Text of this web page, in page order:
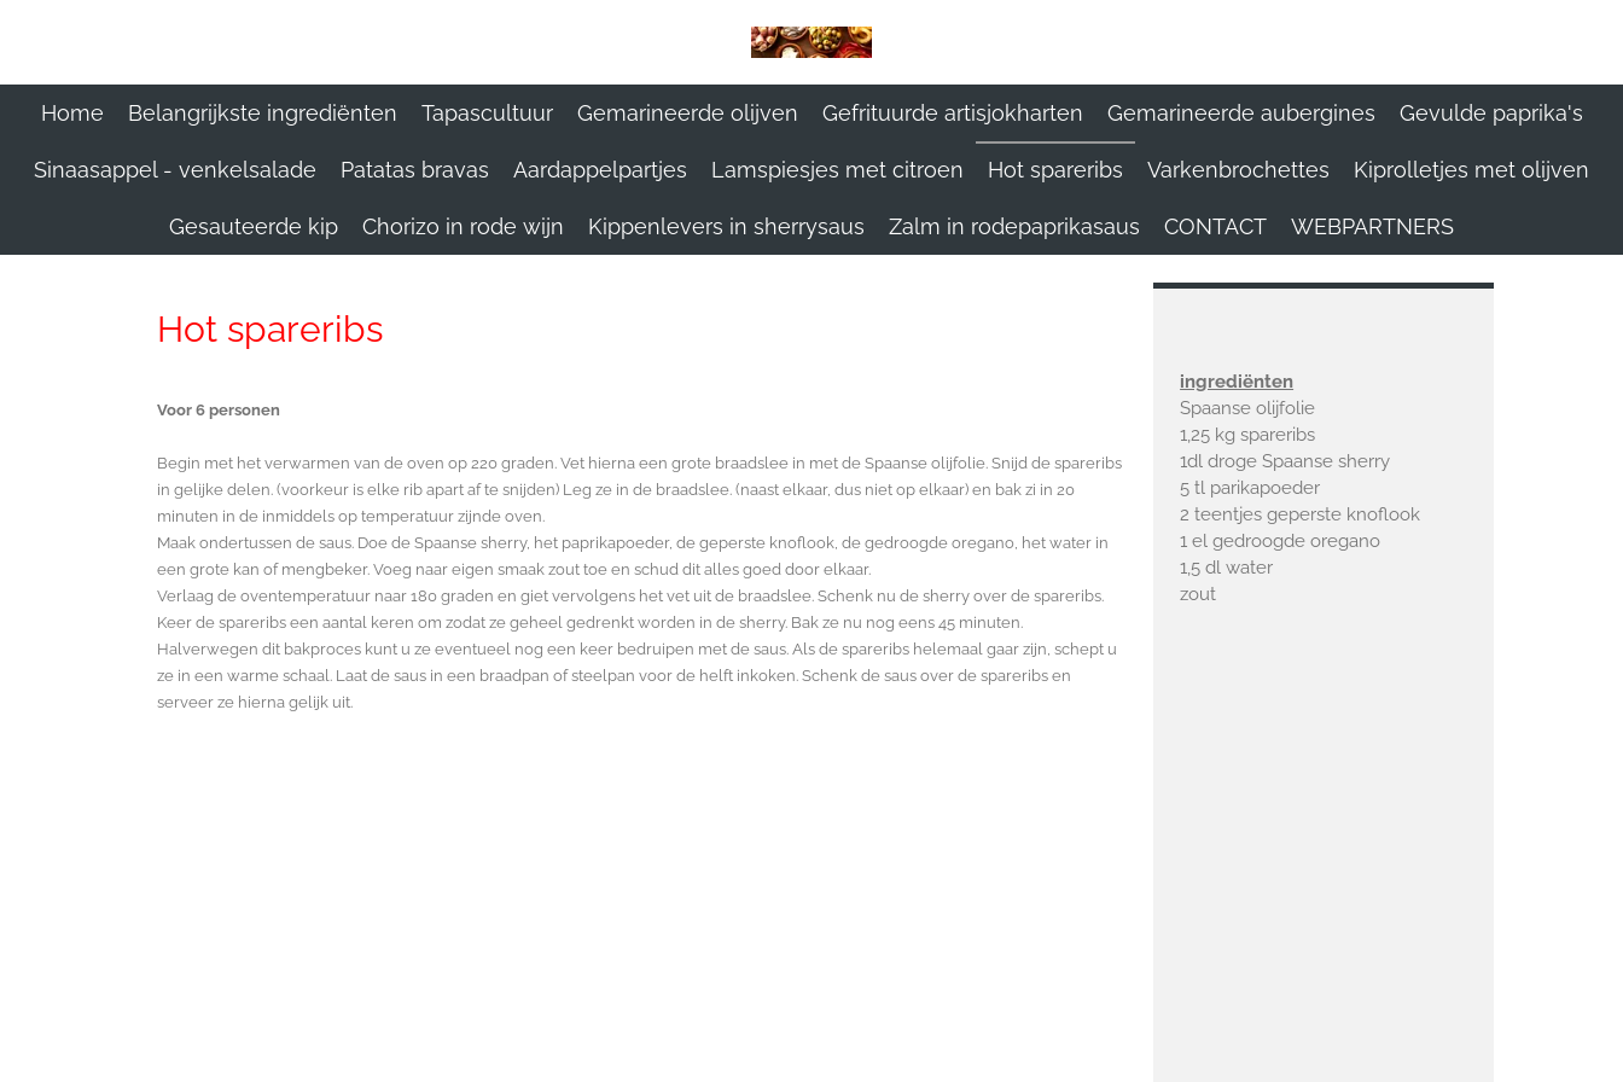
Home Belangrijkste ingrediënten Tapascultuur Gemarineerde olijven Gefrituurde artisjokharten Gemarineerde aubergines Gevulde paprika's
Sinaasappel - venkelsalade Patatas bravas Aardappelpartjes Lamspiesjes met citroen Hot spareribs Varkenbrochettes Kiprolletjes met olijven
Gesauteerde kip Chorizo in rode wijn Kippenlevers in sherrysaus Zalm in rodepaprikasaus CONTACT WEBPARTNERS
Hot spareribs
Voor 6 personen
Begin met het verwarmen van de oven op 220 graden. Vet hierna een grote braadslee in met de Spaanse olijfolie. Snijd de spareribs
in gelijke delen. (voorkeur is elke rib apart af te snijden) Leg ze in de braadslee. (naast elkaar, dus niet op elkaar) en bak zi in 20
minuten in de inmiddels op temperatuur zijnde oven.
Maak ondertussen de saus. Doe de Spaanse sherry, het paprikapoeder, de geperste knoflook, de gedroogde oregano, het water in
een grote kan of mengbeker. Voeg naar eigen smaak zout toe en schud dit alles goed door elkaar.
Verlaag de oventemperatuur naar 180 graden en giet vervolgens het vet uit de braadslee. Schenk nu de sherry over de spareribs.
Keer de spareribs een aantal keren om zodat ze geheel gedrenkt worden in de sherry. Bak ze nu nog eens 45 minuten.
Halverwegen dit bakproces kunt u ze eventueel nog een keer bedruipen met de saus. Als de spareribs helemaal gaar zijn, schept u
ze in een warme schaal. Laat de saus in een braadpan of steelpan voor de helft inkoken. Schenk de saus over de spareribs en
serveer ze hierna gelijk uit.
ingrediënten
Spaanse olijfolie
1,25 kg spareribs
1dl droge Spaanse sherry
5 tl parikapoeder
2 teentjes geperste knoflook
1 el gedroogde oregano
1,5 dl water
zout